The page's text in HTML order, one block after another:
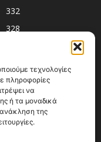
τεχνολογίες
πληροφορίες
να
ή τα μοναδικά
της
332
328
294
250
247
215